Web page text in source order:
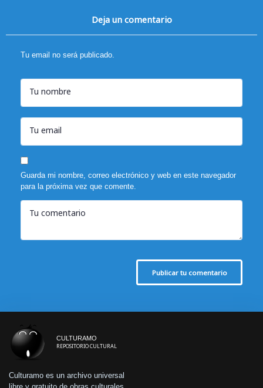
Deja un comentario
Tu email no será publicado.
Tu nombre
Tu email
Guarda mi nombre, correo electrónico y web en este navegador
para la próxima vez que comente.
Tu comentario
Publicar tu comentario
CULTURAMO
REPOSITORIO CULTURAL
Culturamo es un archivo universal
libre y gratuito de obras culturales